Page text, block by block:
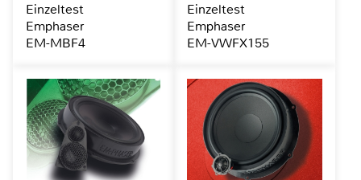
Einzeltest
Emphaser
EM-MBF4
Einzeltest
Emphaser
EM-VWFX155